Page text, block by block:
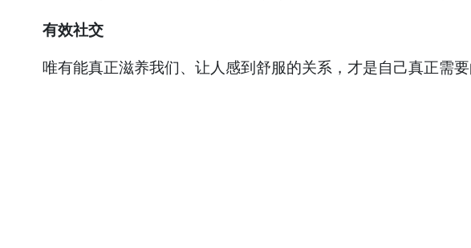
有效社交
唯有能真正滋养我们、让人感到舒服的关系，才是自己真正需要